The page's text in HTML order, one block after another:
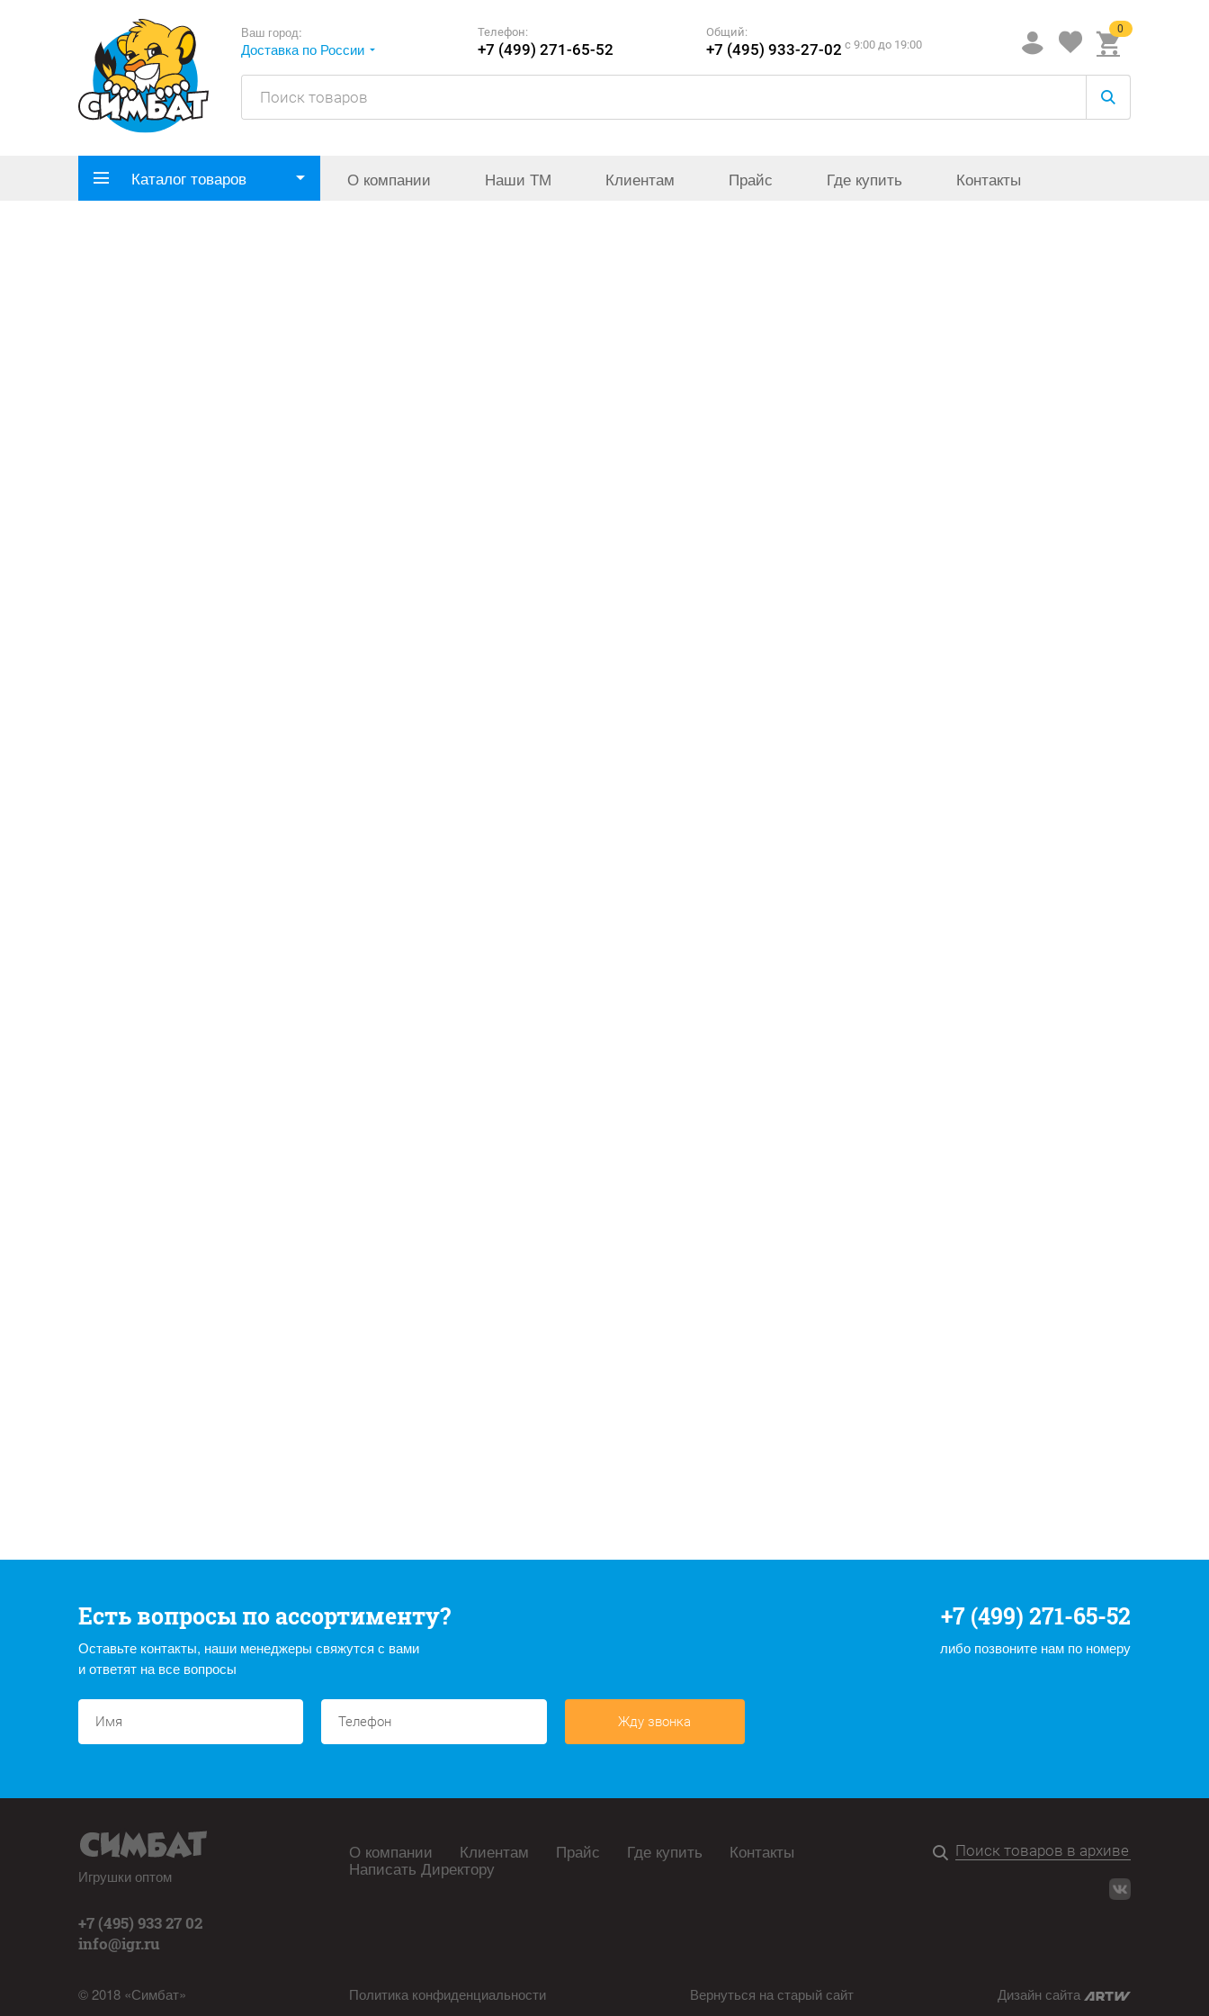
Ваш город:
Доставка по России
Телефон:
+7 (499) 271-65-52
Общий:
+7 (495) 933-27-02 c 9:00 до 19:00
0
Каталог товаров О компании Наши ТМ Клиентам Прайс Где купить Контакты
Есть вопросы по ассортименту?
Оставьте контакты, наши менеджеры свяжутся с вами
и ответят на все вопросы
+7 (499) 271-65-52
либо позвоните нам по номеру
Жду звонка
Игрушки оптом
+7 (495) 933 27 02
info@igr.ru
© 2018 «Симбат»
О компании Клиентам Прайс Где купить Контакты
Написать Директору
Политика конфиденциальности Вернуться на старый сайт Дизайн сайта